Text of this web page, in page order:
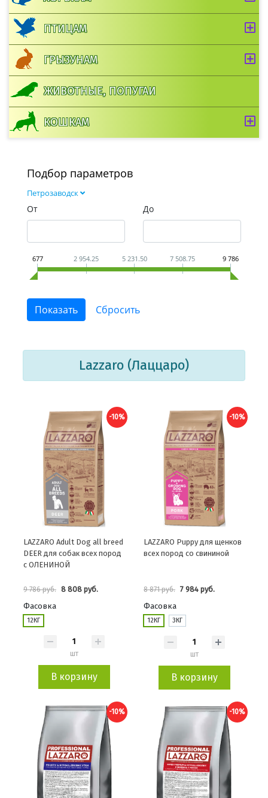
ПТИЦАМ
ГРЫЗУНАМ
ЖИВОТНЫЕ, ПОПУГАИ
КОШКАМ
Подбор параметров
Петрозаводск
От До
677 2 954.25 5 231.50 7 508.75 9 786
Lazzaro (Лаццаро)
-10%
LAZZARO Adult Dog all breed
DEER для собак всех пород
с ОЛЕНИНОЙ
9 786 руб. 8 808 руб.
Фасовка
12КГ
шт
В корзину
-10%
LAZZARO Puppy для щенков
всех пород со свининой
8 871 руб. 7 984 руб.
Фасовка
12КГ 3КГ
шт
В корзину
-10% -10%